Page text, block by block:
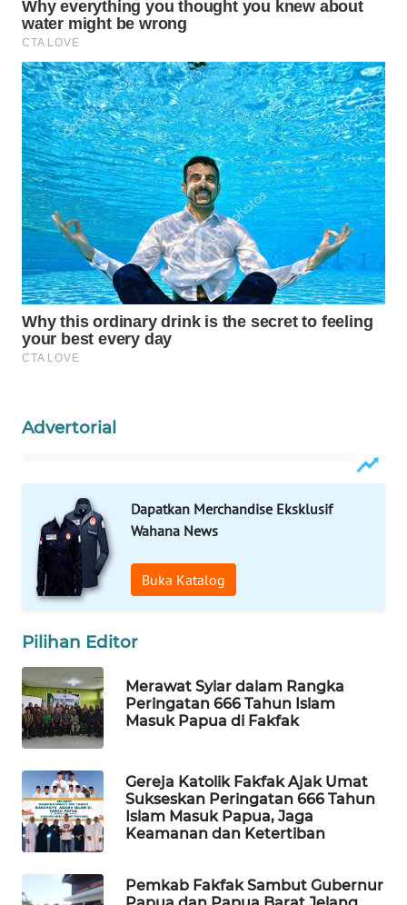
Advertorial
Dapatkan Merchandise Eksklusif
Wahana News
Buka Katalog
Pilihan Editor
Merawat Syiar dalam Rangka
Peringatan 666 Tahun Islam
Masuk Papua di Fakfak
Gereja Katolik Fakfak Ajak Umat
Sukseskan Peringatan 666 Tahun
Islam Masuk Papua, Jaga
Keamanan dan Ketertiban
Pemkab Fakfak Sambut Gubernur
OTOMOTIF
HEALTH
WAHANA
DESA
WISATA
LAPAK
WAHANA
Wahana
Network
KONSUMEN
LISTRIK
KELISTRIKAN
MAWAKA
ID
MARTABAT
PLN
WATCH
MKLI
LPKKI
LKKI
KOPEKLIN